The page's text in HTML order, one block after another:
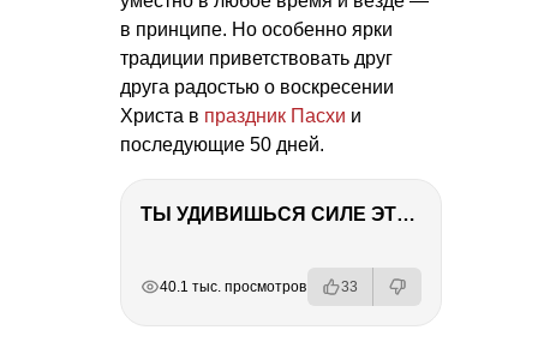
в принципе. Но особенно ярки
традиции приветствовать друг
друга радостью о воскресении
Христа в праздник Пасхи и
последующие 50 дней.
ТЫ УДИВИШЬСЯ СИЛЕ ЭТО ЧЕЛОВЕКА! Блог о нашей поездке в Вышний Волочек
40.1 тыс. просмотров 33